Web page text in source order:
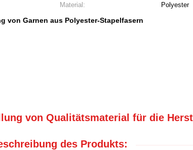
Material:
Polyester
von Garnen aus Polyester-Stapelfasern
von Qualitätsmaterial für die
des Produkts: